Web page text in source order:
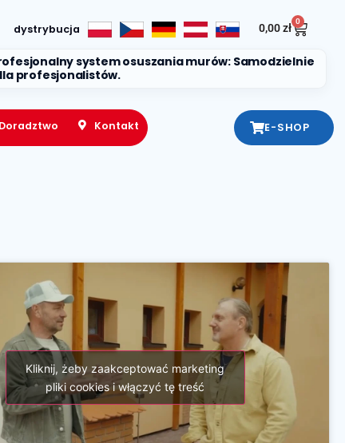
dystrybucja 0,00zł
0
system osuszania murów: Samodzielnie
profesjonalistów.
Doradztwo Kontakt E-SHOP
Kliknij, żeby zaakceptować marketing
pliki cookies i włączyć tę treść